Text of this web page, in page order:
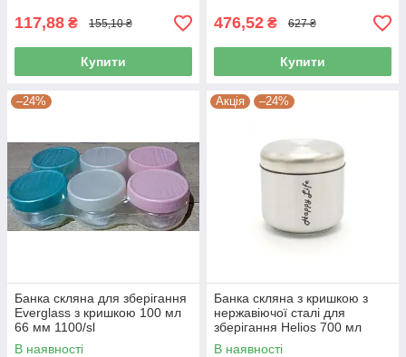
117,88 ₴ 155,10 ₴
Купити
476,52 ₴ 627 ₴
Купити
–24%
Банка скляна для зберігання
Everglass з кришкою 100 мл
66 мм 1100/sl
В наявності
Акція –24%
Банка скляна з кришкою з
нержавіючої сталі для
зберігання Helios 700 мл
1718A
В наявності